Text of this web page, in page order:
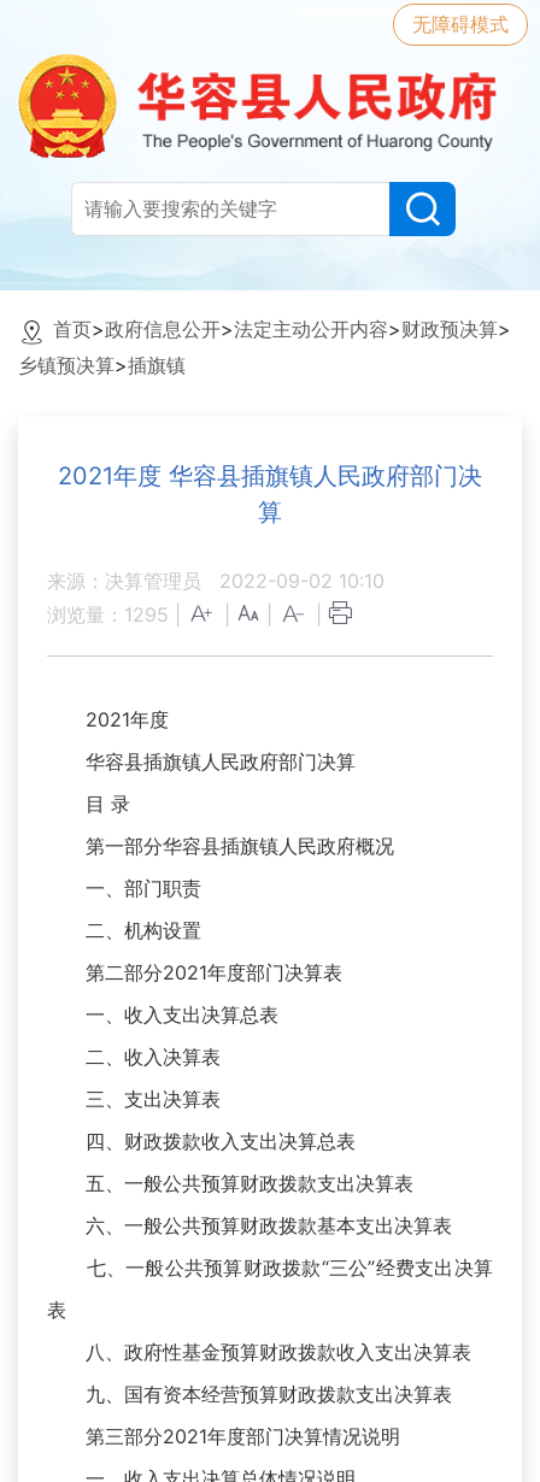
无障碍模式
首页>政府信息公开>法定主动公开内容>财政预决算>
乡镇预决算>插旗镇
2021年度 华容县插旗镇人民政府部门决
算
来源：决算管理员
2022-09-02 10:10
浏览量： 1295
2021年度
华容县插旗镇人民政府部门决算
目 录
第一部分华容县插旗镇人民政府概况
一、部门职责
二、机构设置
第二部分2021年度部门决算表
一、收入支出决算总表
二、收入决算表
三、支出决算表
四、财政拨款收入支出决算总表
五、一般公共预算财政拨款支出决算表
六、一般公共预算财政拨款基本支出决算表
七、一般公共预算财政拨款“三公”经费支出决算
表
八、政府性基金预算财政拨款收入支出决算表
九、国有资本经营预算财政拨款支出决算表
第三部分2021年度部门决算情况说明